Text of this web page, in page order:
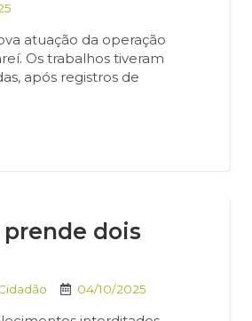
atuação da operação
Os trabalhos tiveram
após registros de
dois
04/10/2025